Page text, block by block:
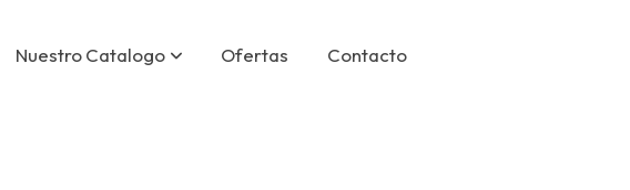
Nuestro Catalogo Ofertas Contacto